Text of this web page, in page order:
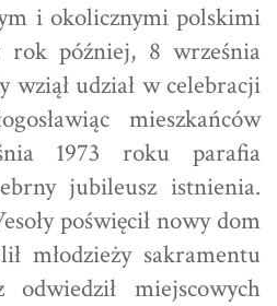
i okolicznymi polskimi
rok później, 8 września
wziął udział w celebracji
mieszkańców
1973 roku parafia
jubileusz istnienia.
poświęcił nowy dom
młodzieży sakramentu
odwiedził miejscowych